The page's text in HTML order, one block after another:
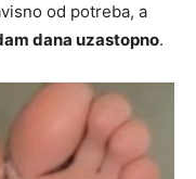
od potreba, a
dana uzastopno.